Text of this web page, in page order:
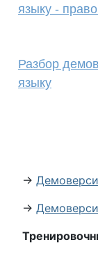
языку -
Разбор
языку
→
→